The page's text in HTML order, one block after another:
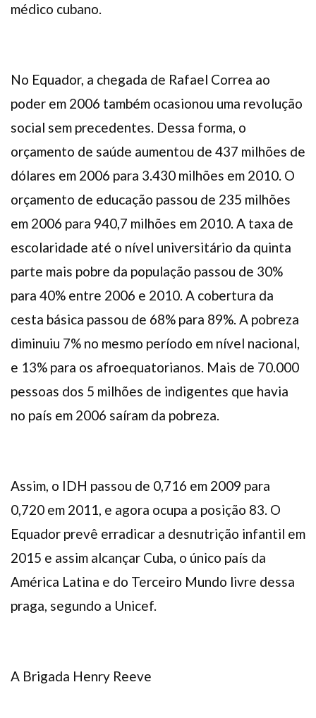
médico cubano.
No Equador, a chegada de Rafael Correa ao
poder em 2006 também ocasionou uma revolução
social sem precedentes. Dessa forma, o
orçamento de saúde aumentou de 437 milhões de
dólares em 2006 para 3.430 milhões em 2010. O
orçamento de educação passou de 235 milhões
em 2006 para 940,7 milhões em 2010. A taxa de
escolaridade até o nível universitário da quinta
parte mais pobre da população passou de 30%
para 40% entre 2006 e 2010. A cobertura da
cesta básica passou de 68% para 89%. A pobreza
diminuiu 7% no mesmo período em nível nacional,
e 13% para os afroequatorianos. Mais de 70.000
pessoas dos 5 milhões de indigentes que havia
no país em 2006 saíram da pobreza.
Assim, o IDH passou de 0,716 em 2009 para
0,720 em 2011, e agora ocupa a posição 83. O
Equador prevê erradicar a desnutrição infantil em
2015 e assim alcançar Cuba, o único país da
América Latina e do Terceiro Mundo livre dessa
praga, segundo a Unicef.
A Brigada Henry Reeve